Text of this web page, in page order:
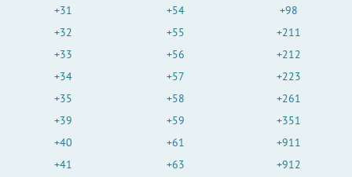
+31
+32
+33
+34
+35
+39
+40
+41
+54
+55
+56
+57
+58
+59
+61
+63
+98
+211
+212
+223
+261
+351
+911
+912